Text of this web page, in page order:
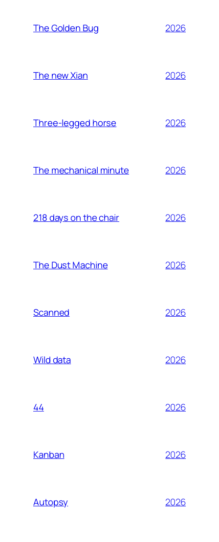
The Golden Bug 2026
The new Xian 2026
Three-legged horse 2026
The mechanical minute 2026
218 days on the chair 2026
The Dust Machine 2026
Scanned 2026
Wild data 2026
44 2026
Kanban 2026
Autopsy 2026